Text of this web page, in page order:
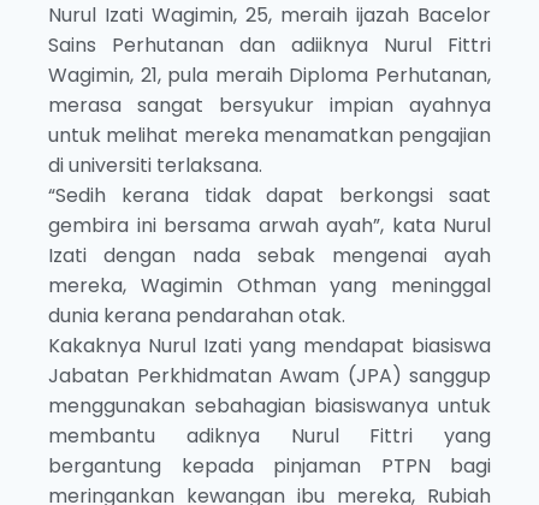
Nurul Izati Wagimin, 25, meraih ijazah Bacelor
Sains Perhutanan dan adiiknya Nurul Fittri
Wagimin, 21, pula meraih Diploma Perhutanan,
merasa sangat bersyukur impian ayahnya
untuk melihat mereka menamatkan pengajian
di universiti terlaksana.
“Sedih kerana tidak dapat berkongsi saat
gembira ini bersama arwah ayah”, kata Nurul
Izati dengan nada sebak mengenai ayah
mereka, Wagimin Othman yang meninggal
dunia kerana pendarahan otak.
Kakaknya Nurul Izati yang mendapat biasiswa
Jabatan Perkhidmatan Awam (JPA) sanggup
menggunakan sebahagian biasiswanya untuk
membantu adiknya Nurul Fittri yang
bergantung kepada pinjaman PTPN bagi
meringankan kewangan ibu mereka, Rubiah